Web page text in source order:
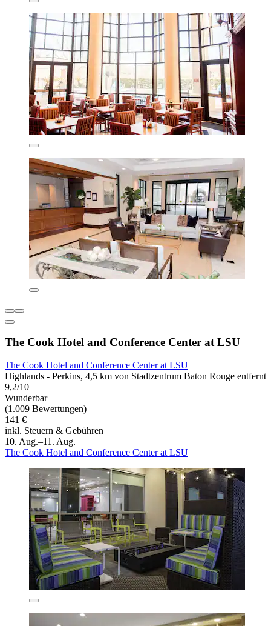
The Cook Hotel and Conference Center at LSU
The Cook Hotel and Conference Center at LSU
Highlands - Perkins, 4,5 km von Stadtzentrum Baton Rouge entfernt
9,2/10
Wunderbar
(1.009 Bewertungen)
141 €
inkl. Steuern & Gebühren
10. Aug.–11. Aug.
The Cook Hotel and Conference Center at LSU